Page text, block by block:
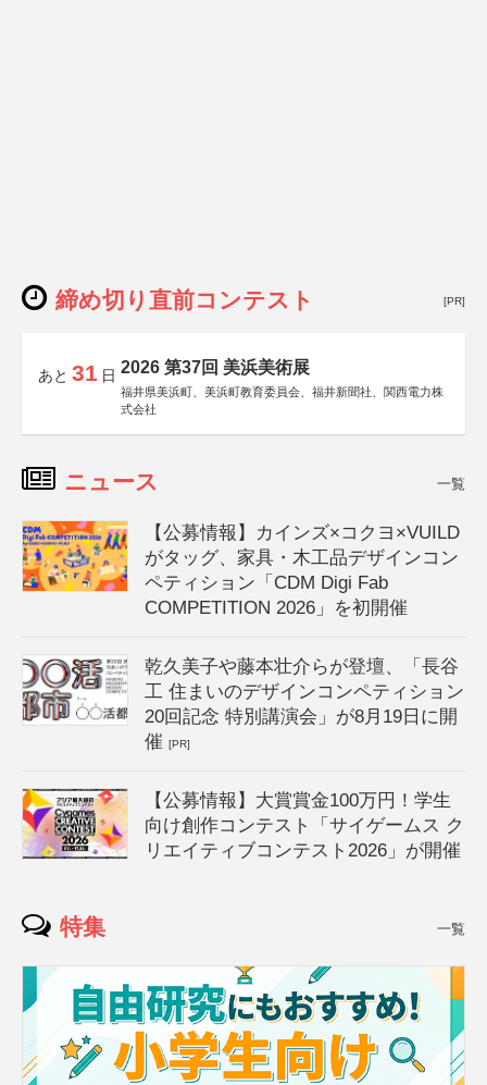
締め切り直前コンテスト [PR]
あと 31 日 2026 第37回 美浜美術展
福井県美浜町、美浜町教育委員会、福井新聞社、関西電力株
式会社
ニュース 一覧
【公募情報】カインズ×コクヨ×VUILD
がタッグ、家具・木工品デザインコン
ペティション「CDM Digi Fab
COMPETITION 2026」を初開催
乾久美子や藤本壮介らが登壇、「長谷
工 住まいのデザインコンペティション
20回記念 特別講演会」が8月19日に開
催[PR]
【公募情報】大賞賞金100万円！学生
向け創作コンテスト「サイゲームス ク
リエイティブコンテスト2026」が開催
特集 一覧